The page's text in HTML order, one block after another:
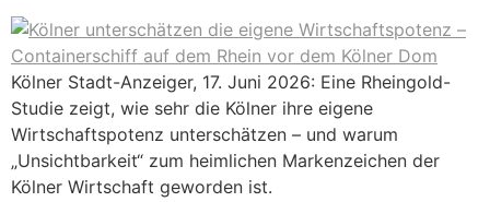
Kölner Stadt-Anzeiger, 17. Juni 2026: Eine Rheingold-
Studie zeigt, wie sehr die Kölner ihre eigene
Wirtschaftspotenz unterschätzen – und warum
„Unsichtbarkeit“ zum heimlichen Markenzeichen der
Kölner Wirtschaft geworden ist.